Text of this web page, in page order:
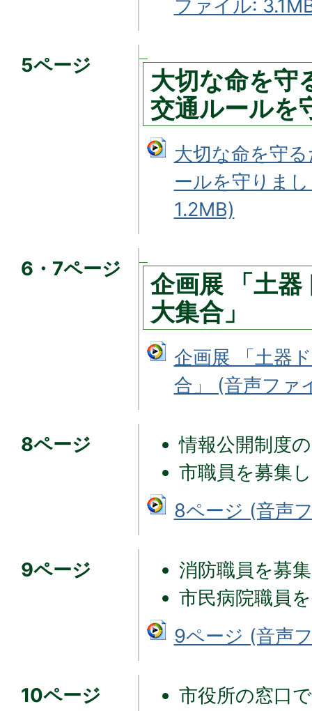
ファイル:
5ページ
大切な命を守
交通ルールを
大切な命を守
ールを守りま
1.2MB)
6・7ページ
企画展 「土
大集合」
企画展 「土器
合」 (音声ファ
8ページ
情報公開制度
市職員を募集
8ページ (音声
9ページ
消防職員を募
市民病院職員
9ページ (音声
10ページ
市役所の窓口